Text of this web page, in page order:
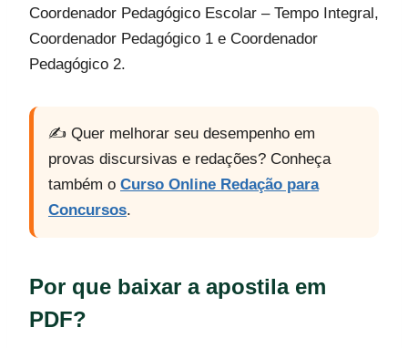
Coordenador Pedagógico Escolar – Tempo Integral,
Coordenador Pedagógico 1 e Coordenador
Pedagógico 2.
✍️ Quer melhorar seu desempenho em
provas discursivas e redações? Conheça
também o Curso Online Redação para
Concursos.
Por que baixar a apostila em
PDF?